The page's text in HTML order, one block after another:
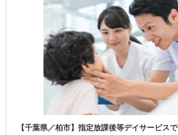
【千葉県／柏市】指定放課後等デイサービス